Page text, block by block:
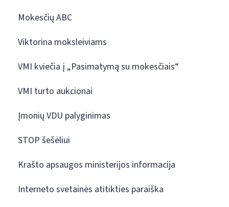
Mokesčių ABC
Viktorina moksleiviams
VMI kviečia į „Pasimatymą su mokesčiais“
VMI turto aukcionai
Įmonių VDU palyginimas
STOP šešėliui
Krašto apsaugos ministerijos informacija
Interneto svetainės atitikties paraiška